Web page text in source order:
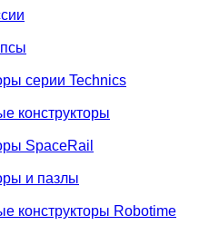
серии Technics
конструкторы
SpaceRail
и пазлы
конструкторы Robotime